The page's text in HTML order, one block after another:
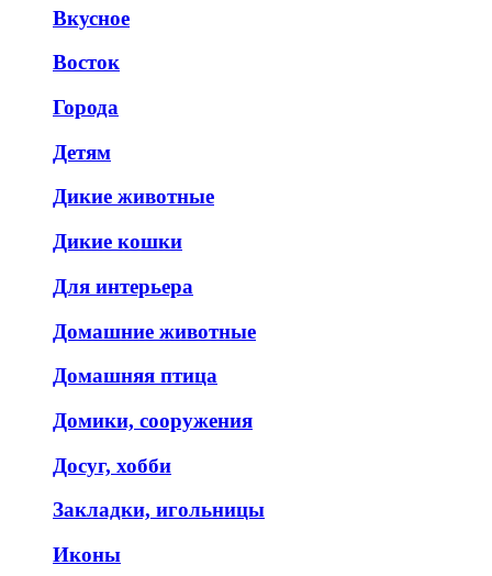
Вкусное
Восток
Города
Детям
Дикие животные
Дикие кошки
Для интерьера
Домашние животные
Домашняя птица
Домики, сооружения
Досуг, хобби
Закладки, игольницы
Иконы